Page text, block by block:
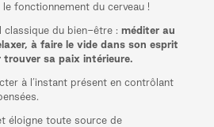
le fonctionnement du cerveau !
classique du bien-être : méditer au
à faire le vide dans son esprit
trouver sa paix intérieure.
à l’instant présent en contrôlant
éloigne toute source de